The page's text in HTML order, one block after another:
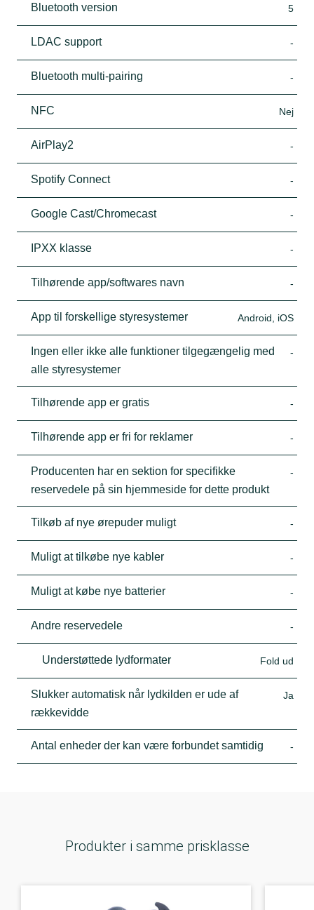
Bluetooth version 5
LDAC support -
Bluetooth multi-pairing -
NFC Nej
AirPlay2 -
Spotify Connect -
Google Cast/Chromecast -
IPXX klasse -
Tilhørende app/softwares navn -
App til forskellige styresystemer Android, iOS
Ingen eller ikke alle funktioner tilgegængelig med
alle styresystemer
-
Tilhørende app er gratis -
Tilhørende app er fri for reklamer -
Producenten har en sektion for specifikke
reservedele på sin hjemmeside for dette produkt
-
Tilkøb af nye ørepuder muligt -
Muligt at tilkøbe nye kabler -
Muligt at købe nye batterier -
Andre reservedele -
Understøttede lydformater Fold ud
Slukker automatisk når lydkilden er ude af
rækkevidde
Ja
Antal enheder der kan være forbundet samtidig -
Produkter i samme prisklasse